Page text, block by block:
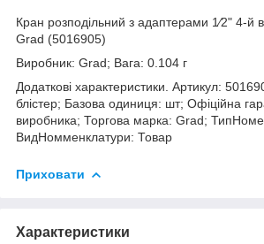
Кран розподільний з адаптерами 1⁄2" 4-й
Grad (5016905)
Виробник: Grad; Вага: 0.104 г
Додаткові характеристики. Артикул:
блістер; Базова одиниця: шт; Офіційна
виробника; Торгова марка: Grad;
ВидНомменклатури: Товар
Приховати
Характеристики